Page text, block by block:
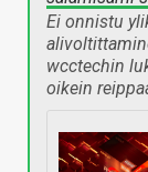
Ei onnistu
wcctechin
oikein